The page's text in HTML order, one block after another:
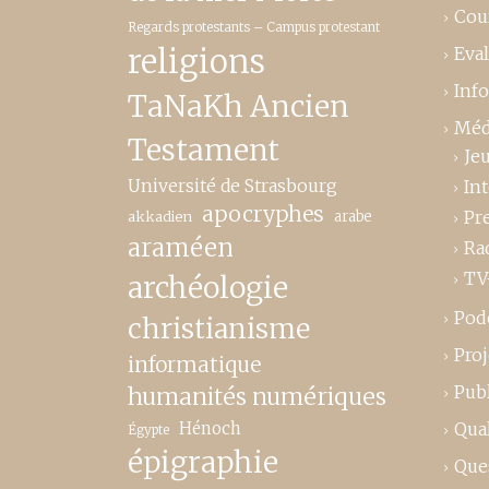
Regards protestants – Campus protestant
religions
TaNaKh Ancien
Testament
Université de Strasbourg
akkadien apocryphes arabe
araméen
archéologie
christianisme
informatique
humanités numériques
Égypte Hénoch
épigraphie